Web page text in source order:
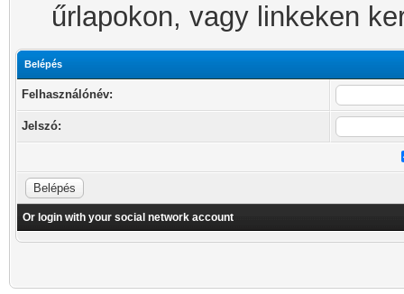
űrlapokon, vagy linkeken
Belépés
Felhasználónév:
Jelszó:
Or login with your social network account